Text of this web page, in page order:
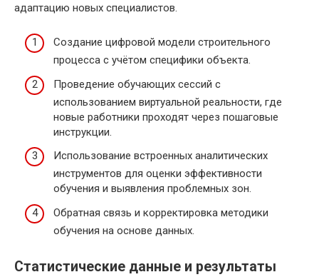
адаптацию новых специалистов.
Создание цифровой модели строительного
процесса с учётом специфики объекта.
Проведение обучающих сессий с
использованием виртуальной реальности, где
новые работники проходят через пошаговые
инструкции.
Использование встроенных аналитических
инструментов для оценки эффективности
обучения и выявления проблемных зон.
Обратная связь и корректировка методики
обучения на основе данных.
Статистические данные и результаты